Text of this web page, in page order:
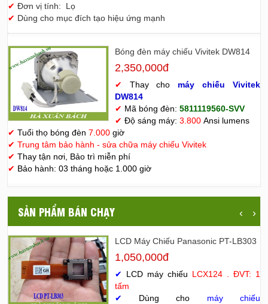
✔ Đơn vị tính: Lọ
✔ Dùng cho mục đích tạo hiệu ứng mạnh
Bóng đèn máy chiếu Vivitek DW814
2,350,000đ
✔ Thay cho máy chiếu Vivitek
DW814
✔ Mã bóng đèn: 5811119560-SVV
✔ Độ sáng máy: 3.800Ansi lumens
✔ Tuổi thọ bóng đèn 7.000 giờ
✔ Trung tâm bảo hành - sửa chữa máy chiếu Vivitek
✔ Thay tận nơi, Bảo trì miễn phí
✔ Bảo hành: 03 tháng hoặc 1.000 giờ
SẢN PHẨM BÁN CHẠY ‹ ›
LCD Máy Chiếu Panasonic PT-LB303
1,050,000đ
✔ LCD máy chiếu LCX124 . ĐVT: 1
tấm
✔
Dùng cho máy chiếu